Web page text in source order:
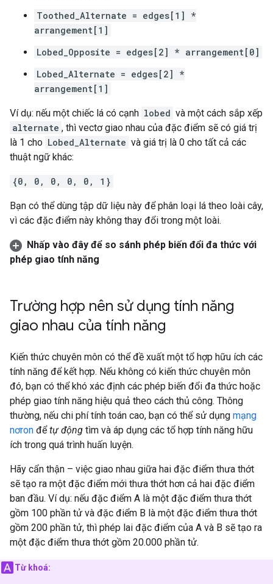
Toothed_Alternate = edges[1] *
arrangement[1]
Lobed_Opposite = edges[2] * arrangement[0]
Lobed_Alternate = edges[2] *
arrangement[1]
Ví dụ: nếu một chiếc lá có cạnh lobed và một cách sắp xếp
alternate , thì vectơ giao nhau của đặc điểm sẽ có giá trị
là 1 cho Lobed_Alternate và giá trị là 0 cho tất cả các
thuật ngữ khác:
{0, 0, 0, 0, 0, 1}
Bạn có thể dùng tập dữ liệu này để phân loại lá theo loài cây,
vì các đặc điểm này không thay đổi trong một loài.
Nhấp vào đây để so sánh phép biến đổi đa thức với
phép giao tính năng
Trường hợp nên sử dụng tính năng
giao nhau của tính năng
Kiến thức chuyên môn có thể đề xuất một tổ hợp hữu ích các
tính năng để kết hợp. Nếu không có kiến thức chuyên môn
đó, bạn có thể khó xác định các phép biến đổi đa thức hoặc
phép giao tính năng hiệu quả theo cách thủ công. Thông
thường, nếu chi phí tính toán cao, bạn có thể sử dụng mạng
nơron đểtự động tìm và áp dụng các tổ hợp tính năng hữu
ích trong quá trình huấn luyện.
Hãy cẩn thận – việc giao nhau giữa hai đặc điểm thưa thớt
sẽ tạo ra một đặc điểm mới thưa thớt hơn cả hai đặc điểm
ban đầu. Ví dụ: nếu đặc điểm A là một đặc điểm thưa thớt
gồm 100 phần tử và đặc điểm B là một đặc điểm thưa thớt
gồm 200 phần tử, thì phép lai đặc điểm của A và B sẽ tạo ra
một đặc điểm thưa thớt gồm 20.000 phần tử.
Từ khoá: